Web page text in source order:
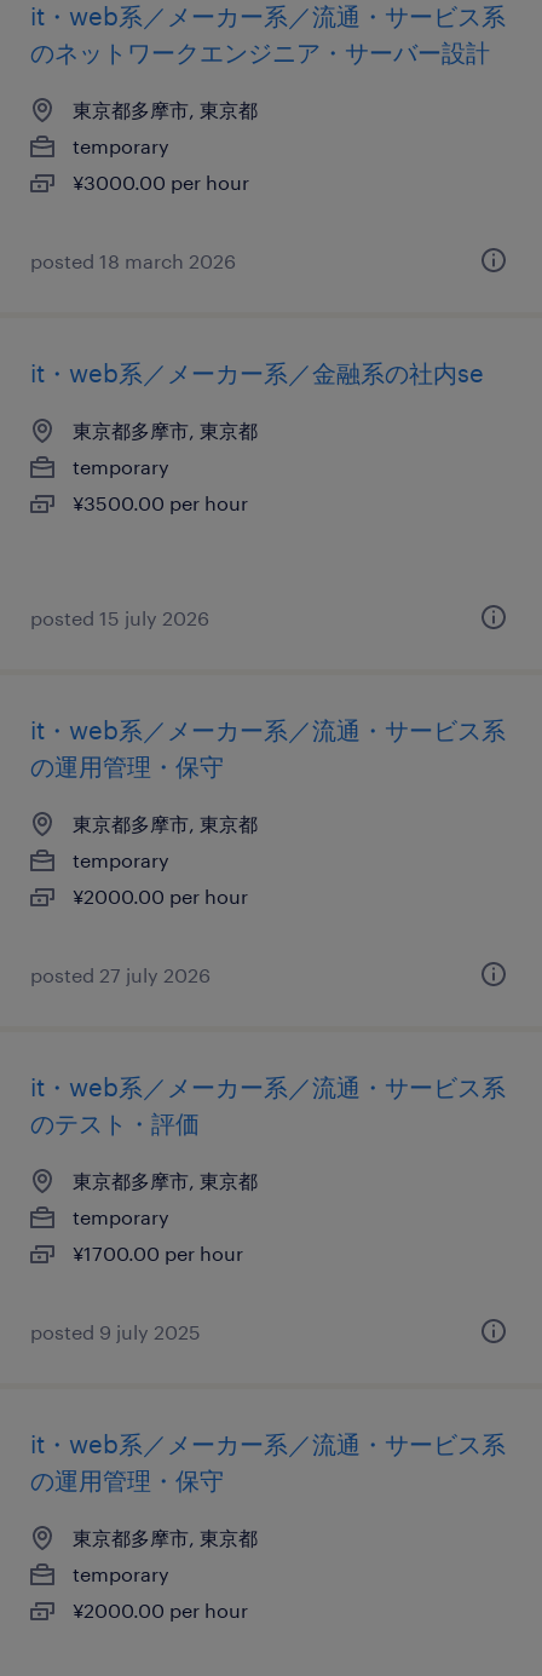
it・web系／メーカー系／流通・サービス系
のネットワークエンジニア・サーバー設計
東京都多摩市, 東京都
temporary
¥3000.00 per hour
posted 18 march 2026
it・web系／メーカー系／金融系の社内se
東京都多摩市, 東京都
temporary
¥3500.00 per hour
posted 15 july 2026
it・web系／メーカー系／流通・サービス系
の運用管理・保守
東京都多摩市, 東京都
temporary
¥2000.00 per hour
posted 27 july 2026
it・web系／メーカー系／流通・サービス系
のテスト・評価
東京都多摩市, 東京都
temporary
¥1700.00 per hour
posted 9 july 2025
it・web系／メーカー系／流通・サービス系
の運用管理・保守
東京都多摩市, 東京都
temporary
¥2000.00 per hour